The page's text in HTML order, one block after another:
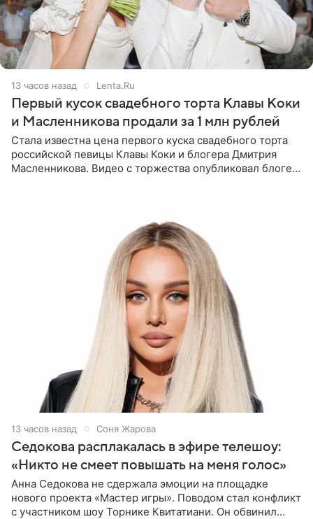
13 часов назад Lenta.Ru
Первый кусок свадебного торта Клавы Коки
и Масленникова продали за 1 млн рублей
Стала известна цена первого куска свадебного торта
российской певицы Клавы Коки и блогера Дмитрия
Масленникова. Видео с торжества опубликовал блогер
13 часов назад Соня Жарова
Седокова расплакалась в эфире телешоу:
«Никто не смеет повышать на меня голос»
Анна Седокова не сдержала эмоции на площадке
нового проекта «Мастер игры». Поводом стал конфликт
с участником шоу Торнике Квитатиани. Он обвинил